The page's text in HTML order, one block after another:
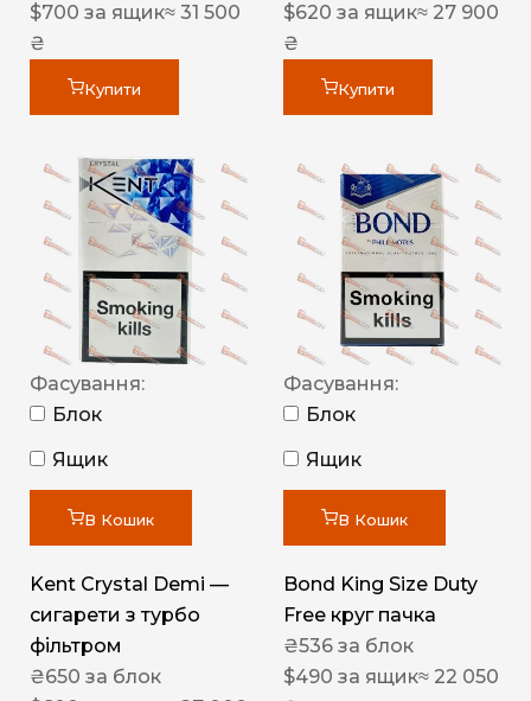
$700 за ящик≈ 31 500
₴
Купити
$620 за ящик≈ 27 900
₴
Купити
Фасування:
Блок
Ящик
В Кошик
Kent Crystal Demi —
сигарети з турбо
фільтром
₴650 за блок
Фасування:
Блок
Ящик
В Кошик
Bond King Size Duty
Free круг пачка
₴536 за блок
$490 за ящик≈ 22 050